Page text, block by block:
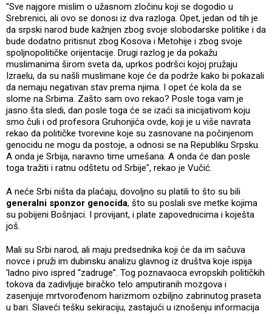
"Sve najgore mislim o užasnom zločinu koji se dogodio u
Srebrenici, ali ovo se donosi iz dva razloga. Opet, jedan od tih je
da srpski narod bude kažnjen zbog svoje slobodarske politike i da
bude dodatno pritisnut zbog Kosova i Metohije i zbog svoje
spoljnopolitičke orijentacije. Drugi razlog je da pokažu
muslimanima širom sveta da, uprkos podršci kojoj pružaju
Izraelu, da su našli muslimane koje će da podrže kako bi pokazali
da nemaju negativan stav prema njima. I opet će kola da se
slome na Srbima. Zašto sam ovo rekao? Posle toga vam je
jasno šta sledi, dan posle toga će se izaći sa inicijativom koju
smo čuli i od profesora Gruhonjića ovde, koji je u više navrata
rekao da političke tvorevine koje su zasnovane na počinjenom
genocidu ne mogu da postoje, a odnosi se na Republiku Srpsku.
A onda je Srbija, naravno time umešana. A onda će dan posle
toga tražiti i ratnu odštetu od Srbije", rekao je Vučić.
A neće Srbi ništa da plaćaju, dovoljno su platili to što su bili
generalni sponzor genocida, što su poslali sve metke kojima
su pobijeni Bošnjaci. I provijant, i plate zapovednicima i koješta
još.
Mali su Srbi narod, ali maju predsednika koji će da im sačuva
novce i pruži im dubinsku analizu glavnog iz društva koje ispija
'ladno pivo ispred “zadruge”. Tog poznavaoca evropskih političkih
tokova da zadivljuje biračko telo amputiranih mozgova i
zasenjuje mrtvorođenom harizmom ozbiljno zabrinutog praseta
u bari. Slaveći tešku sekiraciju, zastajući u iznošenju informacija